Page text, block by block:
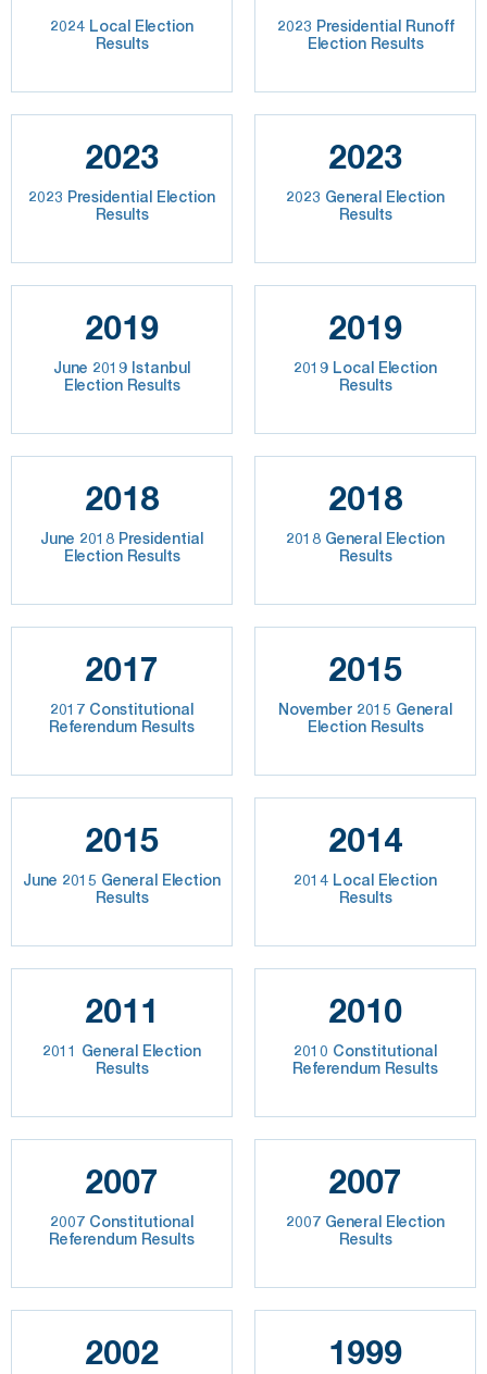
2024 Local Election
Results
2023 Presidential Runoff
Election Results
2023
2023 Presidential Election
Results
2023
2023 General Election
Results
2019
June 2019 Istanbul
Election Results
2019
2019 Local Election
Results
2018
June 2018 Presidential
Election Results
2018
2018 General Election
Results
2017
2017 Constitutional
Referendum Results
2015
November 2015 General
Election Results
2015
June 2015 General Election
Results
2014
2014 Local Election
Results
2011
2011 General Election
Results
2010
2010 Constitutional
Referendum Results
2007
2007 Constitutional
Referendum Results
2007
2007 General Election
Results
2002 1999